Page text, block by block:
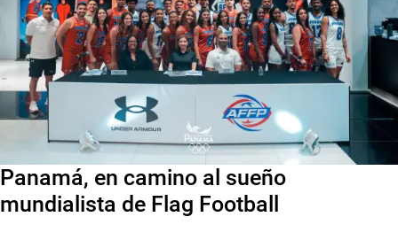
Panamá, en camino al sueño
mundialista de Flag Football